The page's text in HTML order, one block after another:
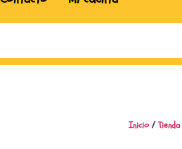
Inicio/Tienda